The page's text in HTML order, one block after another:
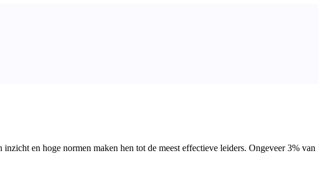
en hoge normen maken hen tot de meest effectieve leiders. Ongeveer 3% van